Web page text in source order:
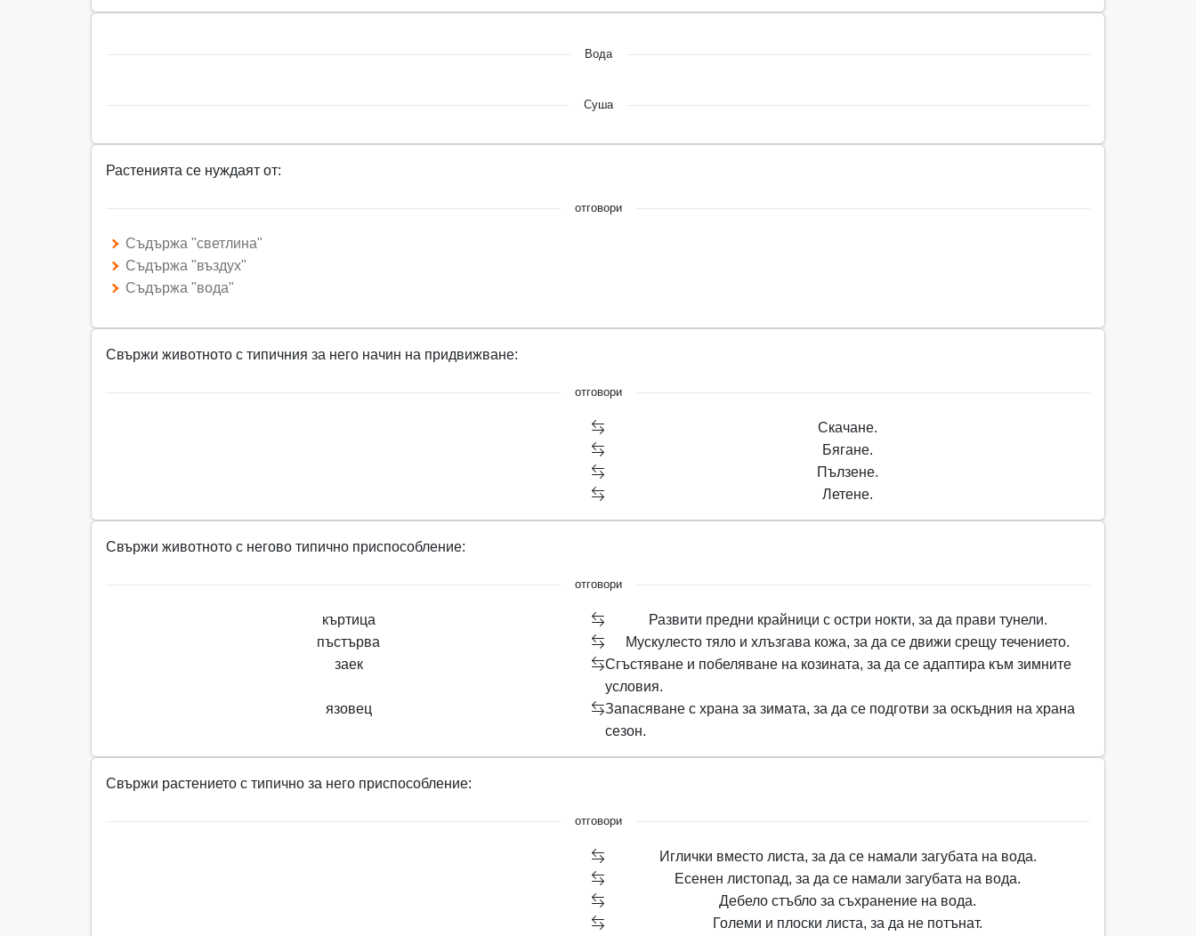
Вода
Суша
Растенията се нуждаят от:
отговори
Съдържа "светлина"
Съдържа "въздух"
Съдържа "вода"
Свържи животното с типичния за него начин на придвижване:
отговори
Скачане.
Бягане.
Пълзене.
Летене.
Свържи животното с негово типично приспособление:
отговори
къртица
Развити предни крайници с остри нокти, за да прави тунели.
пъстърва
Мускулесто тяло и хлъзгава кожа, за да се движи срещу течението.
заек
Сгъстяване и побеляване на козината, за да се адаптира към зимните
условия.
язовец
Запасяване с храна за зимата, за да се подготви за оскъдния на храна
сезон.
Свържи растението с типично за него приспособление:
отговори
Иглички вместо листа, за да се намали загубата на вода.
Есенен листопад, за да се намали загубата на вода.
Дебело стъбло за съхранение на вода.
Големи и плоски листа, за да не потънат.